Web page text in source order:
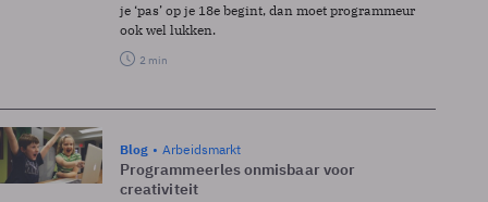
je ‘pas’ op je 18e begint, dan moet programmeur
ook wel lukken.
2 min
Blog Arbeidsmarkt
Programmeerles onmisbaar voor
creativiteit